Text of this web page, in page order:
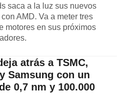
saca a la luz sus nuevos
AMD. Va a meter tres
motores en sus próximos
atrás a TSMC,
Samsung con un
0,7 nm y 100.000